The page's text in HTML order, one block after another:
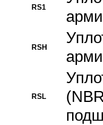
RS1
RSH
RSL